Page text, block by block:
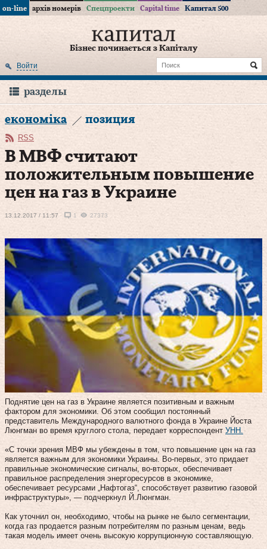
on-line архів номерів Спецпроекти Capital time Капитал 500
Бізнес починається з Капіталу
Войти
разделы
економіка позиция
RSS
В МВФ считают
положительным повышение
цен на газ в Украине
13.12.2017 / 11:57 1 27373
Поднятие цен на газ в Украине является позитивным и важным
фактором для экономики. Об этом сообщил постоянный
представитель Международного валютного фонда в Украине Йоста
Люнгман во время круглого стола, передает корреспондент УНН.
«С точки зрения МВФ мы убеждены в том, что повышение цен на газ
является важным для экономики Украины. Во-первых, это придает
правильные экономические сигналы, во-вторых, обеспечивает
правильное распределения энергоресурсов в экономике,
обеспечивает ресурсами „Нафтогаз“, способствует развитию газовой
инфраструктуры», — подчеркнул Й.Люнгман.
Как уточнил он, необходимо, чтобы на рынке не было сегментации,
когда газ продается разным потребителям по разным ценам, ведь
такая модель имеет очень высокую коррупционную составляющую.